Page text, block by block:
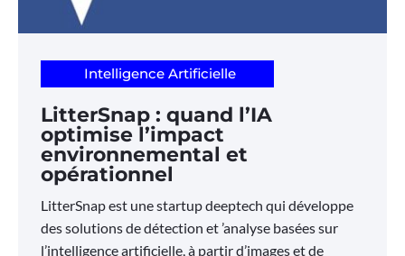
Intelligence Artificielle
LitterSnap : quand l’IA
optimise l’impact
environnemental et
opérationnel
LitterSnap est une startup deeptech qui développe
des solutions de détection et ’analyse basées sur
l’intelligence artificielle, à partir d’images et de